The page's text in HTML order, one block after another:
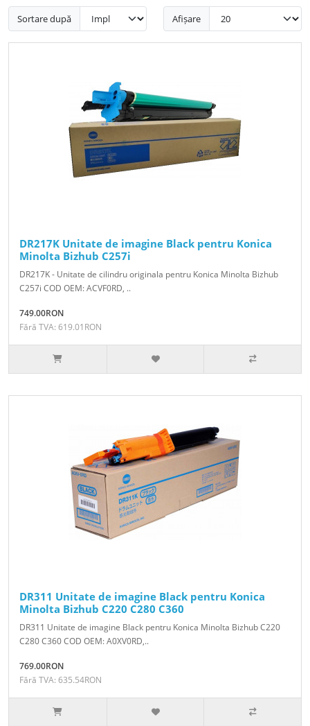
Sortare după Afișare
DR217K Unitate de imagine Black pentru Konica
Minolta Bizhub C257i
DR217K - Unitate de cilindru originala pentru Konica Minolta Bizhub
C257i COD OEM: ACVF0RD, ..
749.00RON
Fără TVA: 619.01RON
DR311 Unitate de imagine Black pentru Konica
Minolta Bizhub C220 C280 C360
DR311 Unitate de imagine Black pentru Konica Minolta Bizhub C220
C280 C360 COD OEM: A0XV0RD,..
769.00RON
Fără TVA: 635.54RON